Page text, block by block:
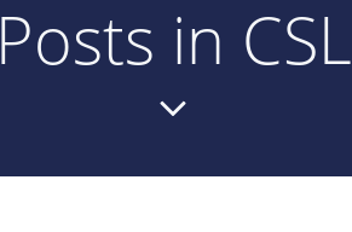
Posts in CSL